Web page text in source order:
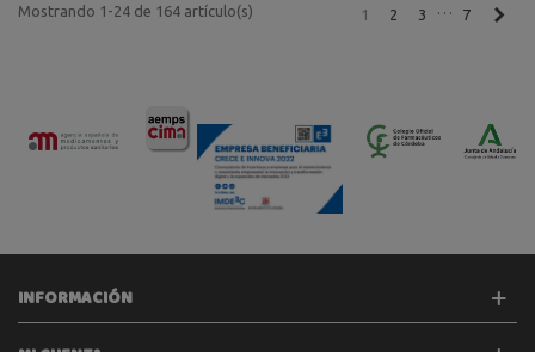
Mostrando 1-24 de 164 artículo(s) 1 2 3 7
INFORMACIÓN